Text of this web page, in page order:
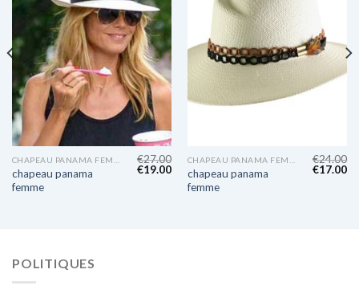
chapeau panama
femme
€27.00
€19.00
chapeau panama
femme
€24.00
€17.00
POLITIQUES